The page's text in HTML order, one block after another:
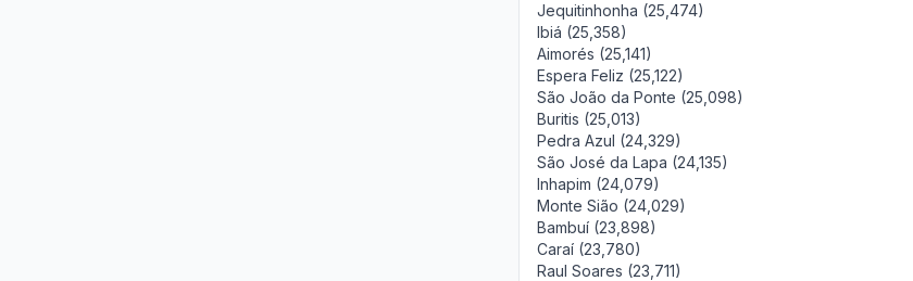
Jequitinhonha (25,474)
Ibiá (25,358)
Aimorés (25,141)
Espera Feliz (25,122)
São João da Ponte (25,098)
Buritis (25,013)
Pedra Azul (24,329)
São José da Lapa (24,135)
Inhapim (24,079)
Monte Sião (24,029)
Bambuí (23,898)
Caraí (23,780)
Raul Soares (23,711)